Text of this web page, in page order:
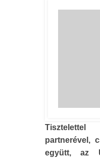
partnerével,
együtt, az